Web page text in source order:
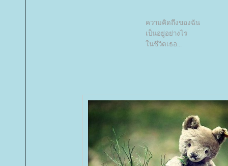
ความคิดถึงของฉัน
เป็นอยู่อย่างไร
นชีวิตเธอ...